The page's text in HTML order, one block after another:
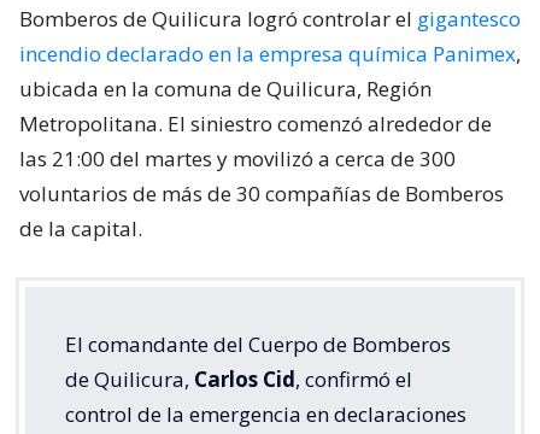
Bomberos de Quilicura logró controlar el gigantesco
incendio declarado en la empresa química Panimex,
ubicada en la comuna de Quilicura, Región
Metropolitana. El siniestro comenzó alrededor de
las 21:00 del martes y movilizó a cerca de 300
voluntarios de más de 30 compañías de Bomberos
de la capital.
El comandante del Cuerpo de Bomberos
de Quilicura, Carlos Cid, confirmó el
control de la emergencia en declaraciones